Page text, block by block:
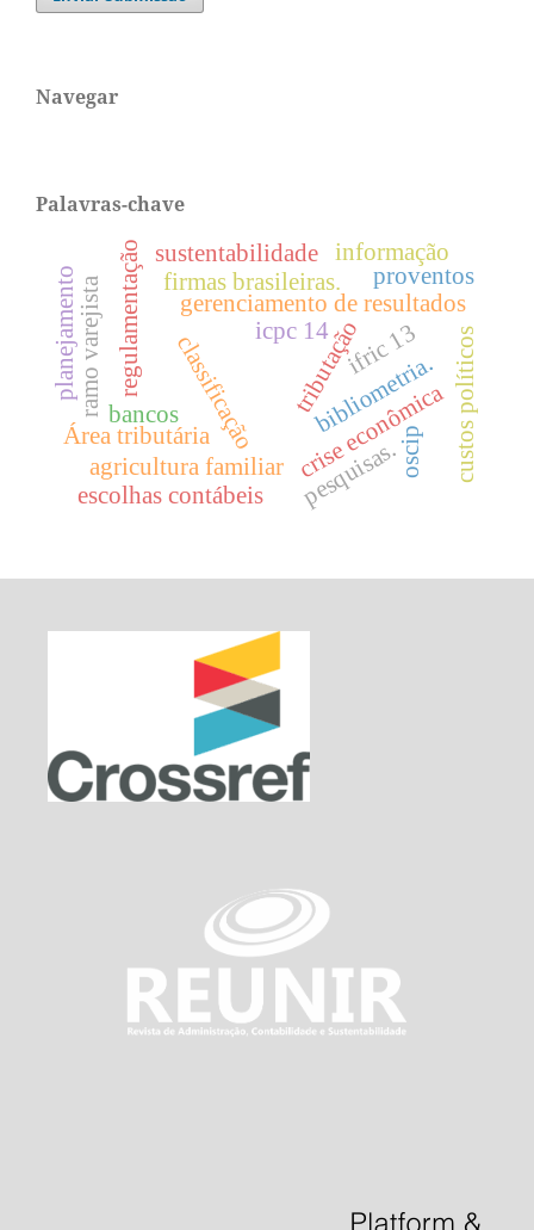
Navegar
Palavras-chave
classificação
Área tributária
tributação
gerenciamento de resultados
firmas brasileiras.
agricultura familiar
bibliometria.
bancos crise econômica
regulamentação
pesquisas.oscip
sustentabilidade
ramo varejista custos políticos
ifric 13
escolhas contábeis
planejamento icpc 14
proventos
informação